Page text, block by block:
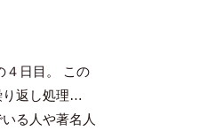
４日目。 この
り返し処理…
る人や著名人